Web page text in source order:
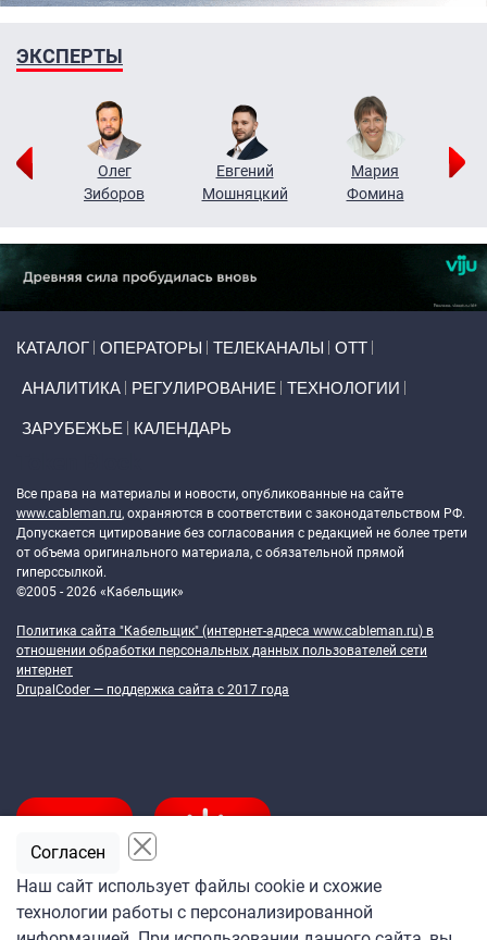
ЭКСПЕРТЫ
Олег
Зиборов
Евгений
Мошняцкий
Мария
Фомина
КАТАЛОГ ОПЕРАТОРЫ ТЕЛЕКАНАЛЫ ОТТ
АНАЛИТИКА РЕГУЛИРОВАНИЕ ТЕХНОЛОГИИ
ЗАРУБЕЖЬЕ КАЛЕНДАРЬ
Все права на материалы и новости, опубликованные на сайте
www.cableman.ru, охраняются в соответствии с законодательством РФ.
Допускается цитирование без согласования с редакцией не более трети
от объема оригинального материала, с обязательной прямой
гиперссылкой.
©2005 - 2026 «Кабельщик»
Политика сайта "Кабельщик" (интернет-адреса www.cableman.ru) в
отношении обработки персональных данных пользователей сети
интернет
DrupalCoder — поддержка сайта c 2017 года
Подпишитесь
Наш сайт использует файлы cookie и схожие
технологии работы с персонализированной
Согласен